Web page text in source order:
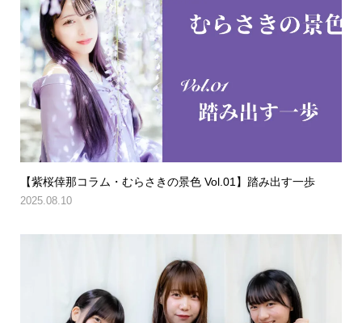
【紫桜倖那コラム・むらさきの景色 Vol.01】踏み出す一歩
2025.08.10